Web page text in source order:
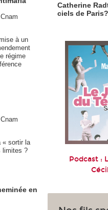
à un
régime
« sortir la
limites ?
en
Catherine
ciels de Paris?
Podcast :